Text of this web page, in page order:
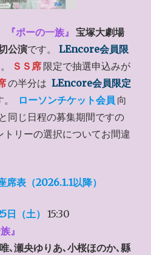
『ポーの一族』
宝塚大劇場
公演です。
LEncore会員限
ＳＳ席 限定で抽選申込みが
の半分は LEncore会員限定
ローソンチケット会員 向
同じ日程の募集期間ですの
リーの選択についてお間違
表（2026.1.1以降）
日（土）
15:30
』
､瀬央ゆりあ､小桜ほのか､縣